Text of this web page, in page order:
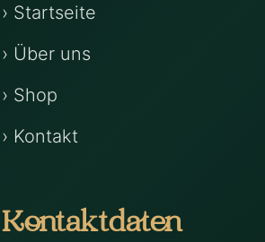
› Startseite
› Über uns
› Shop
› Kontakt
Kontaktdaten